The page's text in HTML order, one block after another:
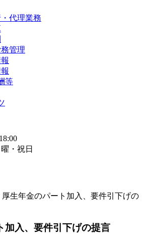
代理業務
管理
等
・祝日
厚生年金のパート加入、要件引下げの
加入、要件引下げの提言